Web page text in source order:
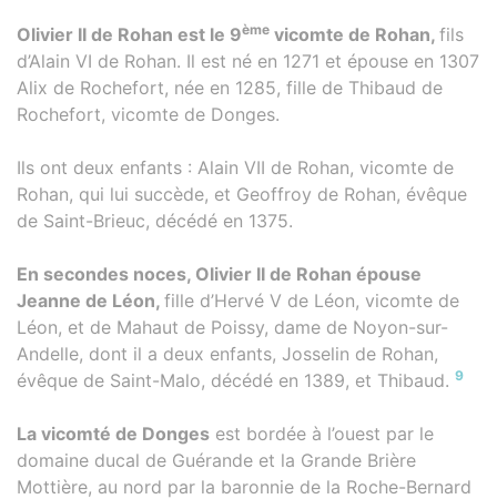
Olivier II de Rohan est le 9ème vicomte de Rohan, fils
d’Alain VI de Rohan. Il est né en 1271 et épouse en 1307
Alix de Rochefort, née en 1285, fille de Thibaud de
Rochefort, vicomte de Donges.
Ils ont deux enfants : Alain VII de Rohan, vicomte de
Rohan, qui lui succède, et Geoffroy de Rohan, évêque
de Saint-Brieuc, décédé en 1375.
En secondes noces, Olivier II de Rohan épouse
Jeanne de Léon, fille d’Hervé V de Léon, vicomte de
Léon, et de Mahaut de Poissy, dame de Noyon-sur-
Andelle, dont il a deux enfants, Josselin de Rohan,
évêque de Saint-Malo, décédé en 1389, et Thibaud. 9
La vicomté de Donges est bordée à l’ouest par le
domaine ducal de Guérande et la Grande Brière
Mottière, au nord par la baronnie de la Roche-Bernard